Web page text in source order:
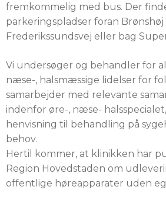
fremkommelig med bus. Der
parkeringspladser foran Brønshøj
Frederikssundsvej eller bag
Vi undersøger og behandler for
næse-, halsmæssige lidelser for
samarbejder med relevante
indenfor øre-, næse-
henvisning til behandling på
behov.
Hertil kommer, at klinikken har
Region Hovedstaden om
offentlige høreapparater uden